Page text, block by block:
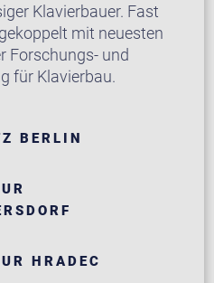
Klavierbauer. Fast
mit neuesten
Forschungs- und
für Klavierbau.
BERLIN
HRADEC